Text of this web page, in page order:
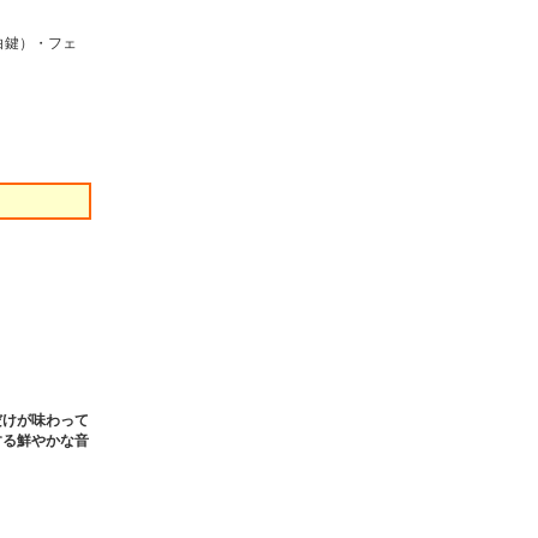
鍵）・フェ
が味わって
鮮やかな音